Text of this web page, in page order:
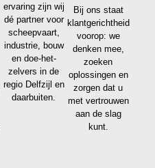
ervaring zijn wij
dé partner voor
scheepvaart,
industrie, bouw
en doe-het-
zelvers in de
regio Delfzijl en
daarbuiten.
Bij ons staat
klantgerichtheid
voorop: we
denken mee,
zoeken
oplossingen en
zorgen dat u
met vertrouwen
aan de slag
kunt.